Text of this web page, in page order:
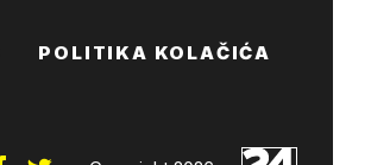
POLITIKA KOLAČIĆA